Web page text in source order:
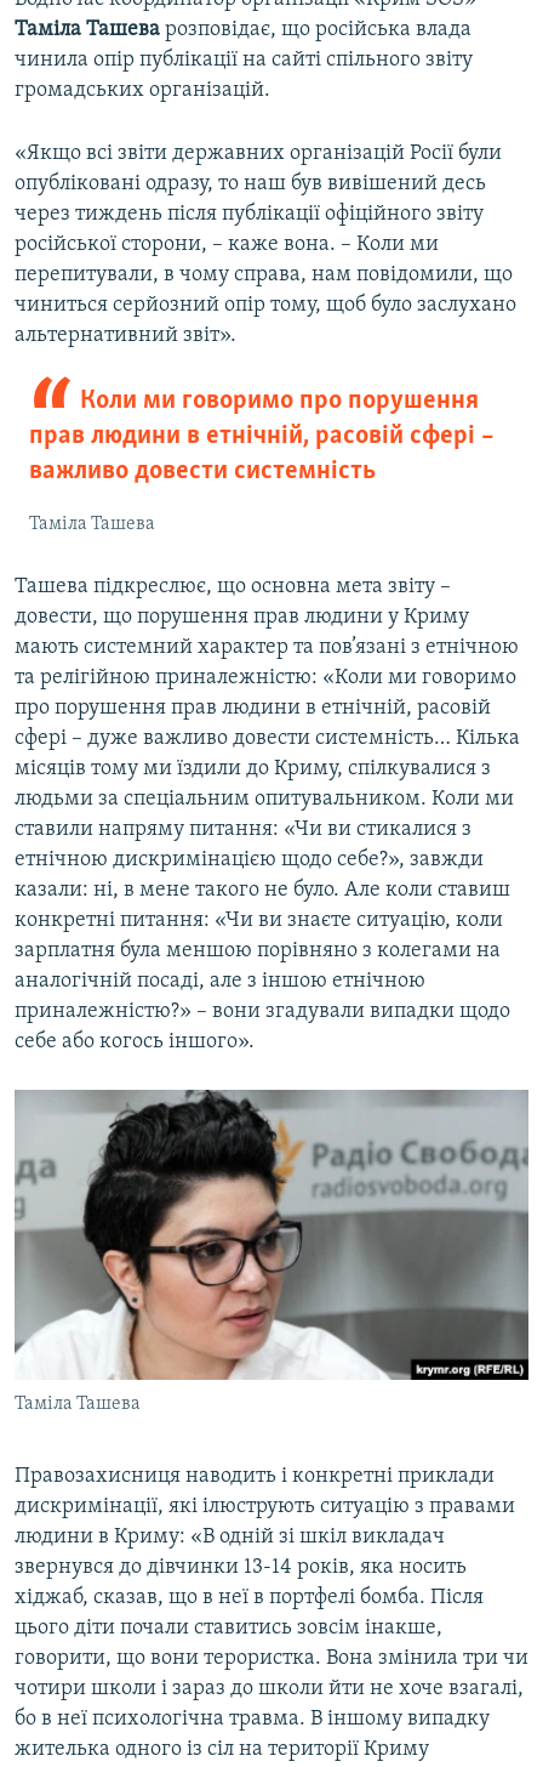
Таміла Ташева розповідає, що російська влада
чинила опір публікації на сайті спільного звіту
громадських організацій.
«Якщо всі звіти державних організацій Росії були
опубліковані одразу, то наш був вивішений десь
через тиждень після публікації офіційного звіту
російської сторони, – каже вона. – Коли ми
перепитували, в чому справа, нам повідомили, що
чиниться серйозний опір тому, щоб було заслухано
альтернативний звіт».
Коли ми говоримо про порушення
прав людини в етнічній, расовій сфері –
важливо довести системність
Таміла Ташева
Ташева підкреслює, що основна мета звіту –
довести, що порушення прав людини у Криму
мають системний характер та пов’язані з етнічною
та релігійною приналежністю: «Коли ми говоримо
про порушення прав людини в етнічній, расовій
сфері – дуже важливо довести системність… Кілька
місяців тому ми їздили до Криму, спілкувалися з
людьми за спеціальним опитувальником. Коли ми
ставили напряму питання: «Чи ви стикалися з
етнічною дискримінацією щодо себе?», завжди
казали: ні, в мене такого не було. Але коли ставиш
конкретні питання: «Чи ви знаєте ситуацію, коли
зарплатня була меншою порівняно з колегами на
аналогічній посаді, але з іншою етнічною
приналежністю?» – вони згадували випадки щодо
себе або когось іншого».
Таміла Ташева
Правозахисниця наводить і конкретні приклади
дискримінації, які ілюструють ситуацію з правами
людини в Криму: «В одній зі шкіл викладач
звернувся до дівчинки 13-14 років, яка носить
хіджаб, сказав, що в неї в портфелі бомба. Після
цього діти почали ставитись зовсім інакше,
говорити, що вони терористка. Вона змінила три чи
чотири школи і зараз до школи йти не хоче взагалі,
бо в неї психологічна травма. В іншому випадку
жителька одного із сіл на території Криму